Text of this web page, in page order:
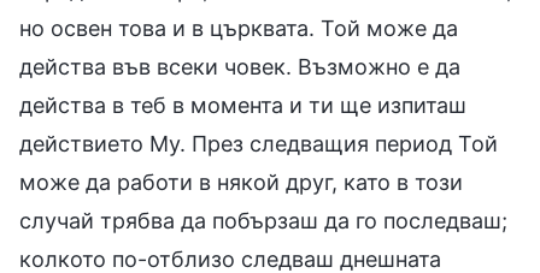
но освен това и в църквата. Той може да
действа във всеки човек. Възможно е да
действа в теб в момента и ти ще изпиташ
действието Му. През следващия период Той
може да работи в някой друг, като в този
случай трябва да побързаш да го последваш;
колкото по-отблизо следваш днешната